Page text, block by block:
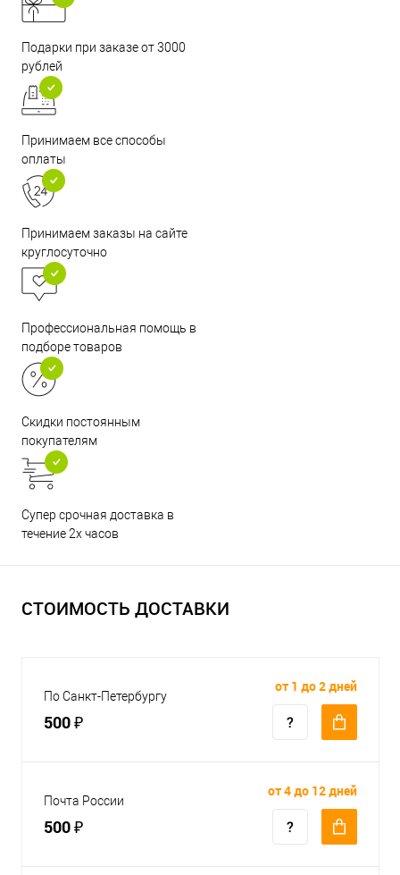
Подарки при заказе от 3000
рублей
Принимаем все способы
оплаты
Принимаем заказы на сайте
круглосуточно
Профессиональная помощь в
подборе товаров
Скидки постоянным
покупателям
Супер срочная доставка в
течение 2х часов
СТОИМОСТЬ ДОСТАВКИ
По Санкт-Петербургу
500 ₽
от 1 до 2 дней
Почта России
500 ₽
от 4 до 12 дней